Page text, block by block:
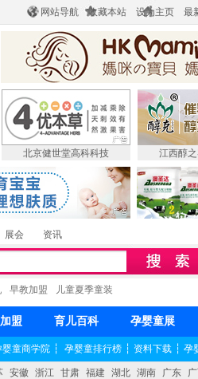
网站导航 收藏本站 设为主页 最
北京健世堂高科科技 江西醇
展会 资讯
早教加盟 儿童夏季童装
盟 育儿百科 孕婴童展
婴童商学院 ┆ 孕婴童排行榜 ┆ 资料下载 ┆ 孕
安徽 浙江 甘肃 福建 湖北 湖南 广东